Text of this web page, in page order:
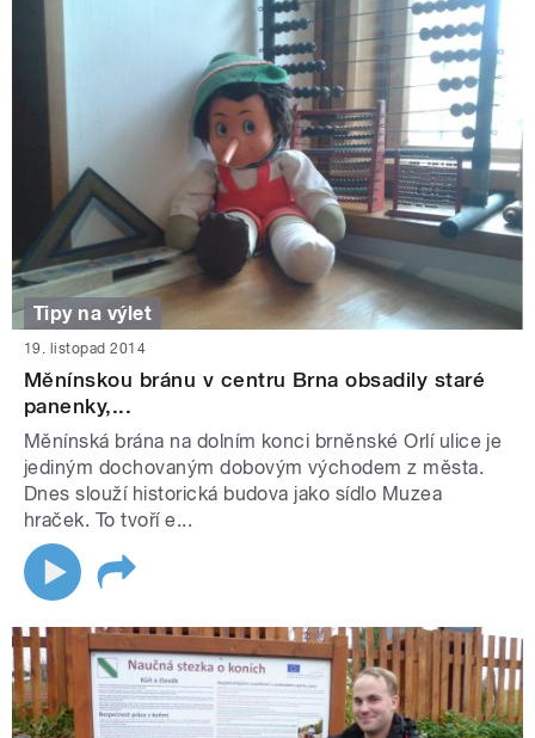
Tipy na výlet
19. listopad 2014
Měnínskou bránu v centru Brna obsadily staré
panenky,...
Měnínská brána na dolním konci brněnské Orlí ulice je
jediným dochovaným dobovým východem z města.
Dnes slouží historická budova jako sídlo Muzea
hraček. To tvoří e...